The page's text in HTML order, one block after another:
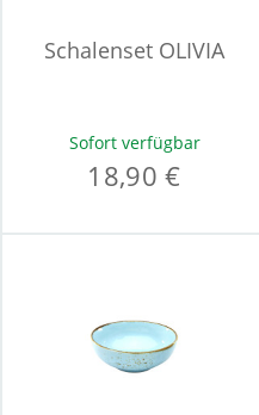
Schalenset OLIVIA
Sofort verfügbar
18,90 €